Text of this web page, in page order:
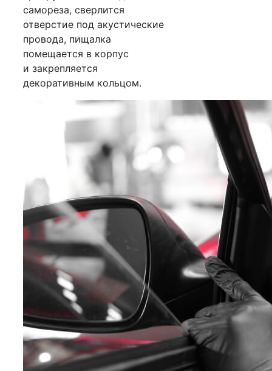
самореза, сверлится
отверстие под акустические
провода, пищалка
помещается в корпус
и закрепляется
декоративным кольцом.